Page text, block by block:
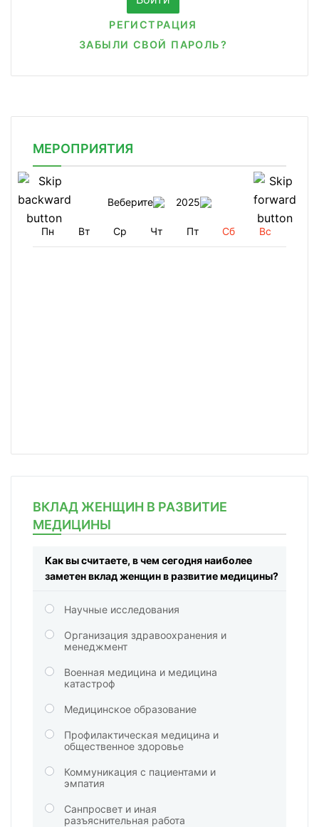
РЕГИСТРАЦИЯ
ЗАБЫЛИ СВОЙ ПАРОЛЬ?
МЕРОПРИЯТИЯ
Веберите 2025
Пн Вт Ср Чт Пт Сб Вс
ВКЛАД ЖЕНЩИН В РАЗВИТИЕ
МЕДИЦИНЫ
Как вы считаете, в чем сегодня наиболее
заметен вклад женщин в развитие медицины?
Научные исследования
Организация здравоохранения и
менеджмент
Военная медицина и медицина
катастроф
Медицинское образование
Профилактическая медицина и
общественное здоровье
Коммуникация с пациентами и
эмпатия
Санпросвет и иная
разъяснительная работа